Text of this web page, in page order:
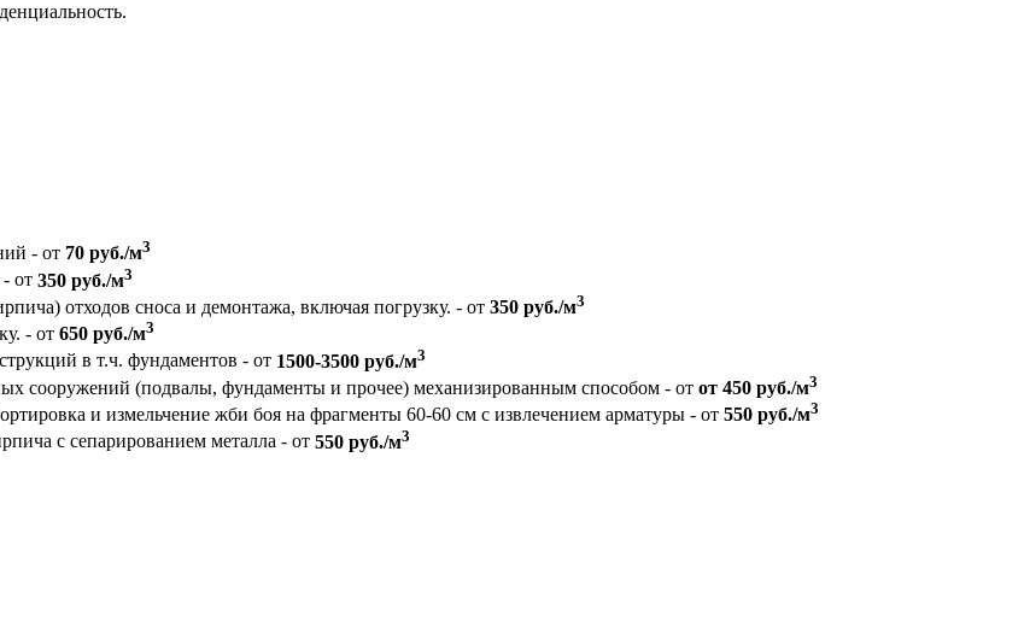
- от 70 руб./м3
от 350 руб./м3
отходов сноса и демонтажа, включая погрузку. - от 350 руб./м3
- от 650 руб./м3
в т.ч. фундаментов - от 1500-3500 руб./м3
сооружений (подвалы, фундаменты и прочее) механизированным способом - от от 450 руб./м3
и измельчение жби боя на фрагменты 60-60 см с извлечением арматуры - от 550 руб./м3
с сепарированием металла - от 550 руб./м3